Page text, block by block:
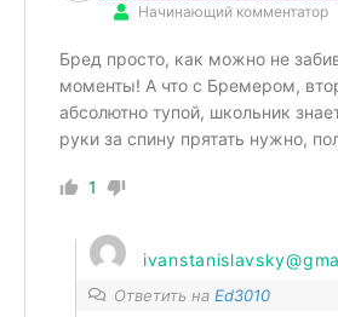
Начинающий комментатор
Бред просто, как можно не
моменты! А что с Бремером,
абсолютно тупой, школьник
руки за спину прятать нужно,
1
Ответить на Ed3010